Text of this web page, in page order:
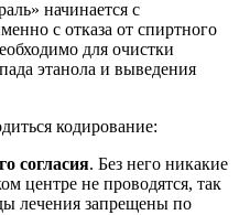
начинается с
с отказа от спиртного
для очистки
этанола и выведения
кодирование:
согласия. Без него никакие
центре не проводятся, так
лечения запрещены по